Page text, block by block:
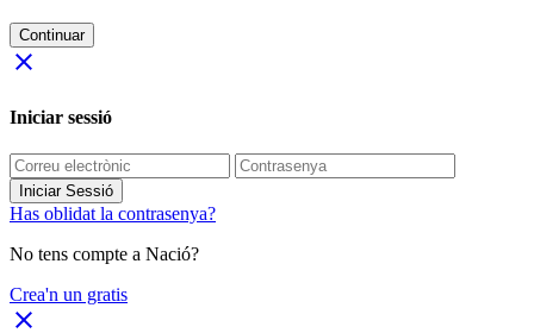
Continuar
close
Iniciar sessió
Iniciar Sessió
Has oblidat la contrasenya?
No tens compte a Nació?
Crea'n un gratis
close